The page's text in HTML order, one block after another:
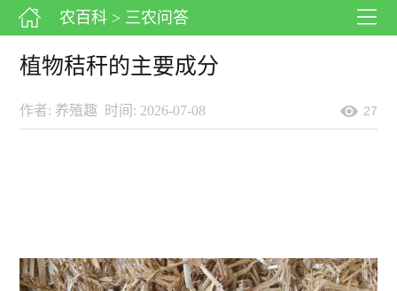
农百科 > 三农问答
植物秸秆的主要成分
作者: 养殖趣 时间: 2026-07-08 27